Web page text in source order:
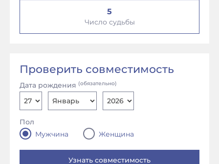
5
Число судьбы
Проверить совместимость
Дата рождения (обязательно)
Пол
Мужчина
Женщина